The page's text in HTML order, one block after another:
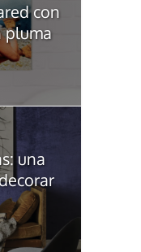
con
pluma
una